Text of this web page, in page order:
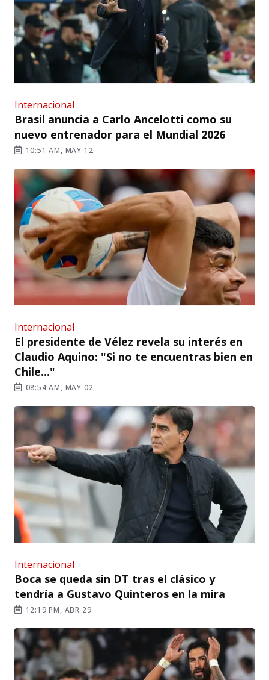
Internacional
Brasil anuncia a Carlo Ancelotti como su
nuevo entrenador para el Mundial 2026
10:51 AM, MAY 12
Internacional
El presidente de Vélez revela su interés en
Claudio Aquino: "Si no te encuentras bien en
Chile..."
08:54 AM, MAY 02
Internacional
Boca se queda sin DT tras el clásico y
tendría a Gustavo Quinteros en la mira
12:19 PM, ABR 29